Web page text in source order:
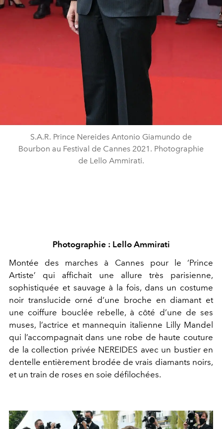
S.A.R. Prince Nereides Antonio Giamundo de
Bourbon au Festival de Cannes 2021. Photographie
de Lello Ammirati.
Photographie : Lello Ammirati
Montée des marches à Cannes pour le ‘Prince
Artiste’ qui affichait une allure très parisienne,
sophistiquée et sauvage à la fois, dans un costume
noir translucide orné d’une broche en diamant et
une coiffure bouclée rebelle, à côté d’une de ses
muses, l’actrice et mannequin italienne Lilly Mandel
qui l’accompagnait dans une robe de haute couture
de la collection privée NEREIDES avec un bustier en
dentelle entièrement brodée de vrais diamants noirs,
et un train de roses en soie défilochées.